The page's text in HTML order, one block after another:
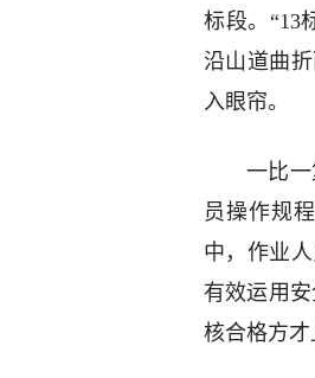
标段。“13
沿山道曲
入眼帘。
一比
员操作规
中，作业
有效运用
核合格方才